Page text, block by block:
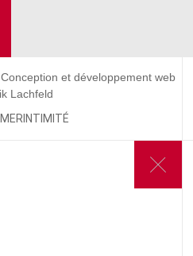
et développement web
Lachfeld
INTIMITÉ